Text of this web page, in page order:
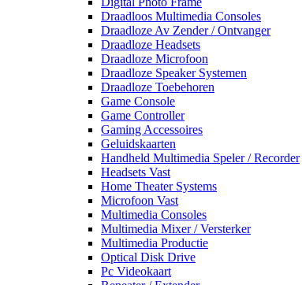
Draadloos Multimedia Consoles
Draadloze Av Zender / Ontvanger
Draadloze Headsets
Draadloze Microfoon
Draadloze Speaker Systemen
Draadloze Toebehoren
Game Console
Game Controller
Gaming Accessoires
Geluidskaarten
Handheld Multimedia Speler / Recorder
Headsets Vast
Home Theater Systems
Microfoon Vast
Multimedia Consoles
Multimedia Mixer / Versterker
Multimedia Productie
Optical Disk Drive
Pc Videokaart